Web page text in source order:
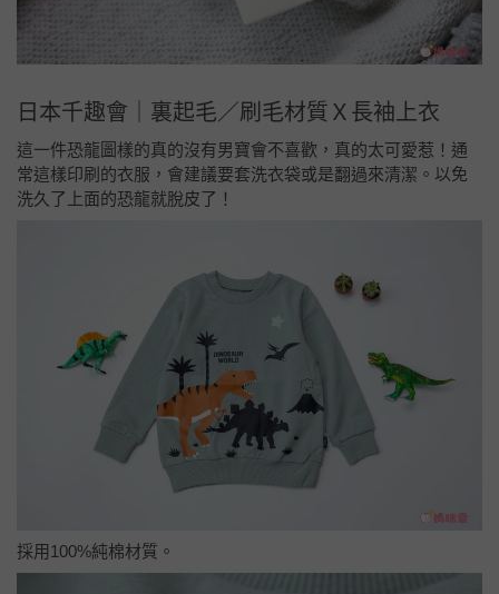
日本千趣會｜裏起毛／刷毛材質Ｘ長袖上衣
這一件恐龍圖樣的真的沒有男寶會不喜歡，真的太可愛惹！通
常這樣印刷的衣服，會建議要套洗衣袋或是翻過來清潔。以免
洗久了上面的恐龍就脫皮了！
採用100%純棉材質。